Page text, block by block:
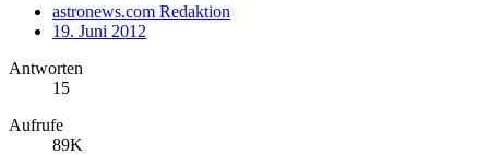
astronews.com Redaktion
19. Juni 2012
Antworten
15
Aufrufe
89K